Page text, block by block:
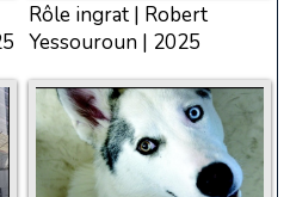
Rôle ingrat | Robert
Yessouroun | 2025